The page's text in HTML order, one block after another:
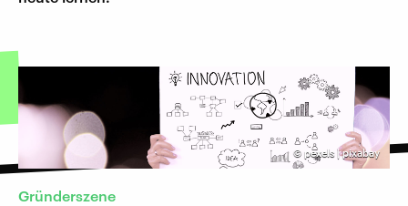
© pexels | pixabay
Gründerszene